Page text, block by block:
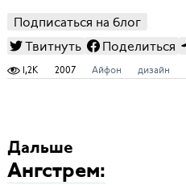
Подписаться на блог
Твитнуть
Поделиться
1,2K 2007 Айфон дизайн
Дальше
Ангстрем: